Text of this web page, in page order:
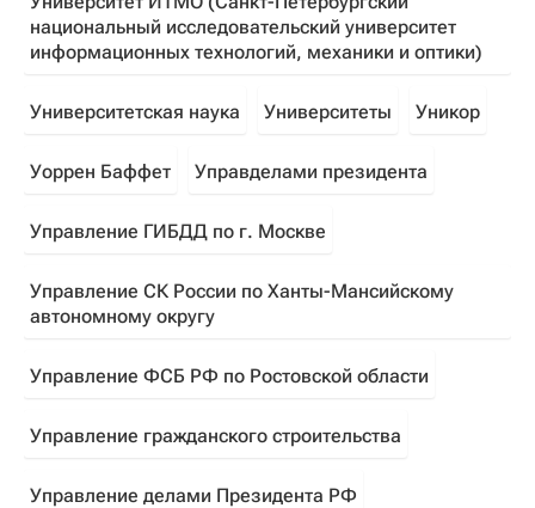
национальный исследовательский университет
информационных технологий, механики и оптики)
Университетская наука Университеты Уникор
Уоррен Баффет Управделами президента
Управление ГИБДД по г. Москве
Управление СК России по Ханты-Мансийскому
автономному округу
Управление ФСБ РФ по Ростовской области
Управление гражданского строительства
Управление делами Президента РФ